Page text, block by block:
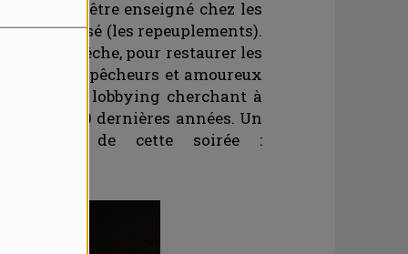
qui doit être enseigné chez les
du passé (les repeuplements).
de pêche, pour restaurer les
pêcheurs et amoureux
puissants lobbying cherchant à
ces 20 dernières années. Un
lors de cette soirée :